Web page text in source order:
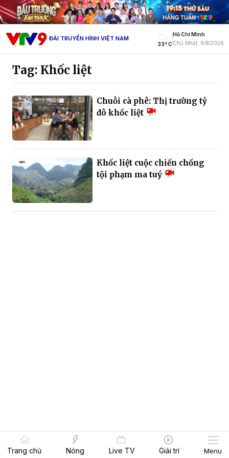
ĐÀI TRUYỀN HÌNH VIỆT NAM
33° C
Hồ Chí Minh
Chủ Nhật, 9/8/2026
Tag: Khốc liệt
Chuỗi cà phê: Thị trường tỷ
đô khốc liệt
Khốc liệt cuộc chiến chống
tội phạm ma tuý
Trang chủ Nóng Live TV Giải trí Menu